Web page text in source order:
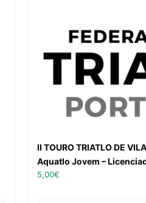
II TOURO TRIATLO DE
Aquatlo Jovem –
5,00€